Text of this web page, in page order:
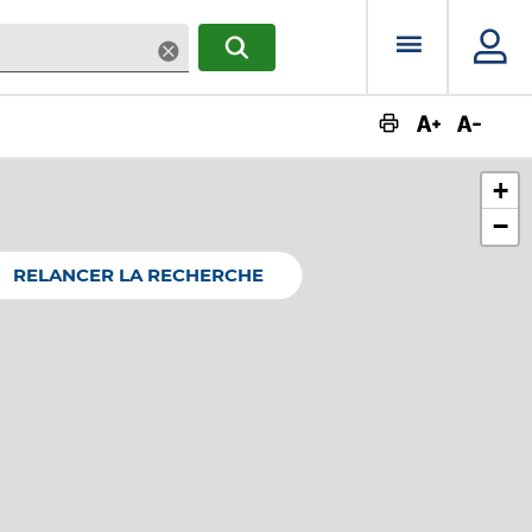
SupprimerRECHERCHERMenu
+
−
RELANCER LA RECHERCHE